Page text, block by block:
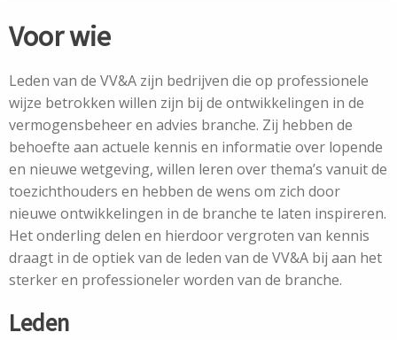
Voor wie
Leden van de VV&A zijn bedrijven die op professionele
wijze betrokken willen zijn bij de ontwikkelingen in de
vermogensbeheer en advies branche. Zij hebben de
behoefte aan actuele kennis en informatie over lopende
en nieuwe wetgeving, willen leren over thema’s vanuit de
toezichthouders en hebben de wens om zich door
nieuwe ontwikkelingen in de branche te laten inspireren.
Het onderling delen en hierdoor vergroten van kennis
draagt in de optiek van de leden van de VV&A bij aan het
sterker en professioneler worden van de branche.
Leden